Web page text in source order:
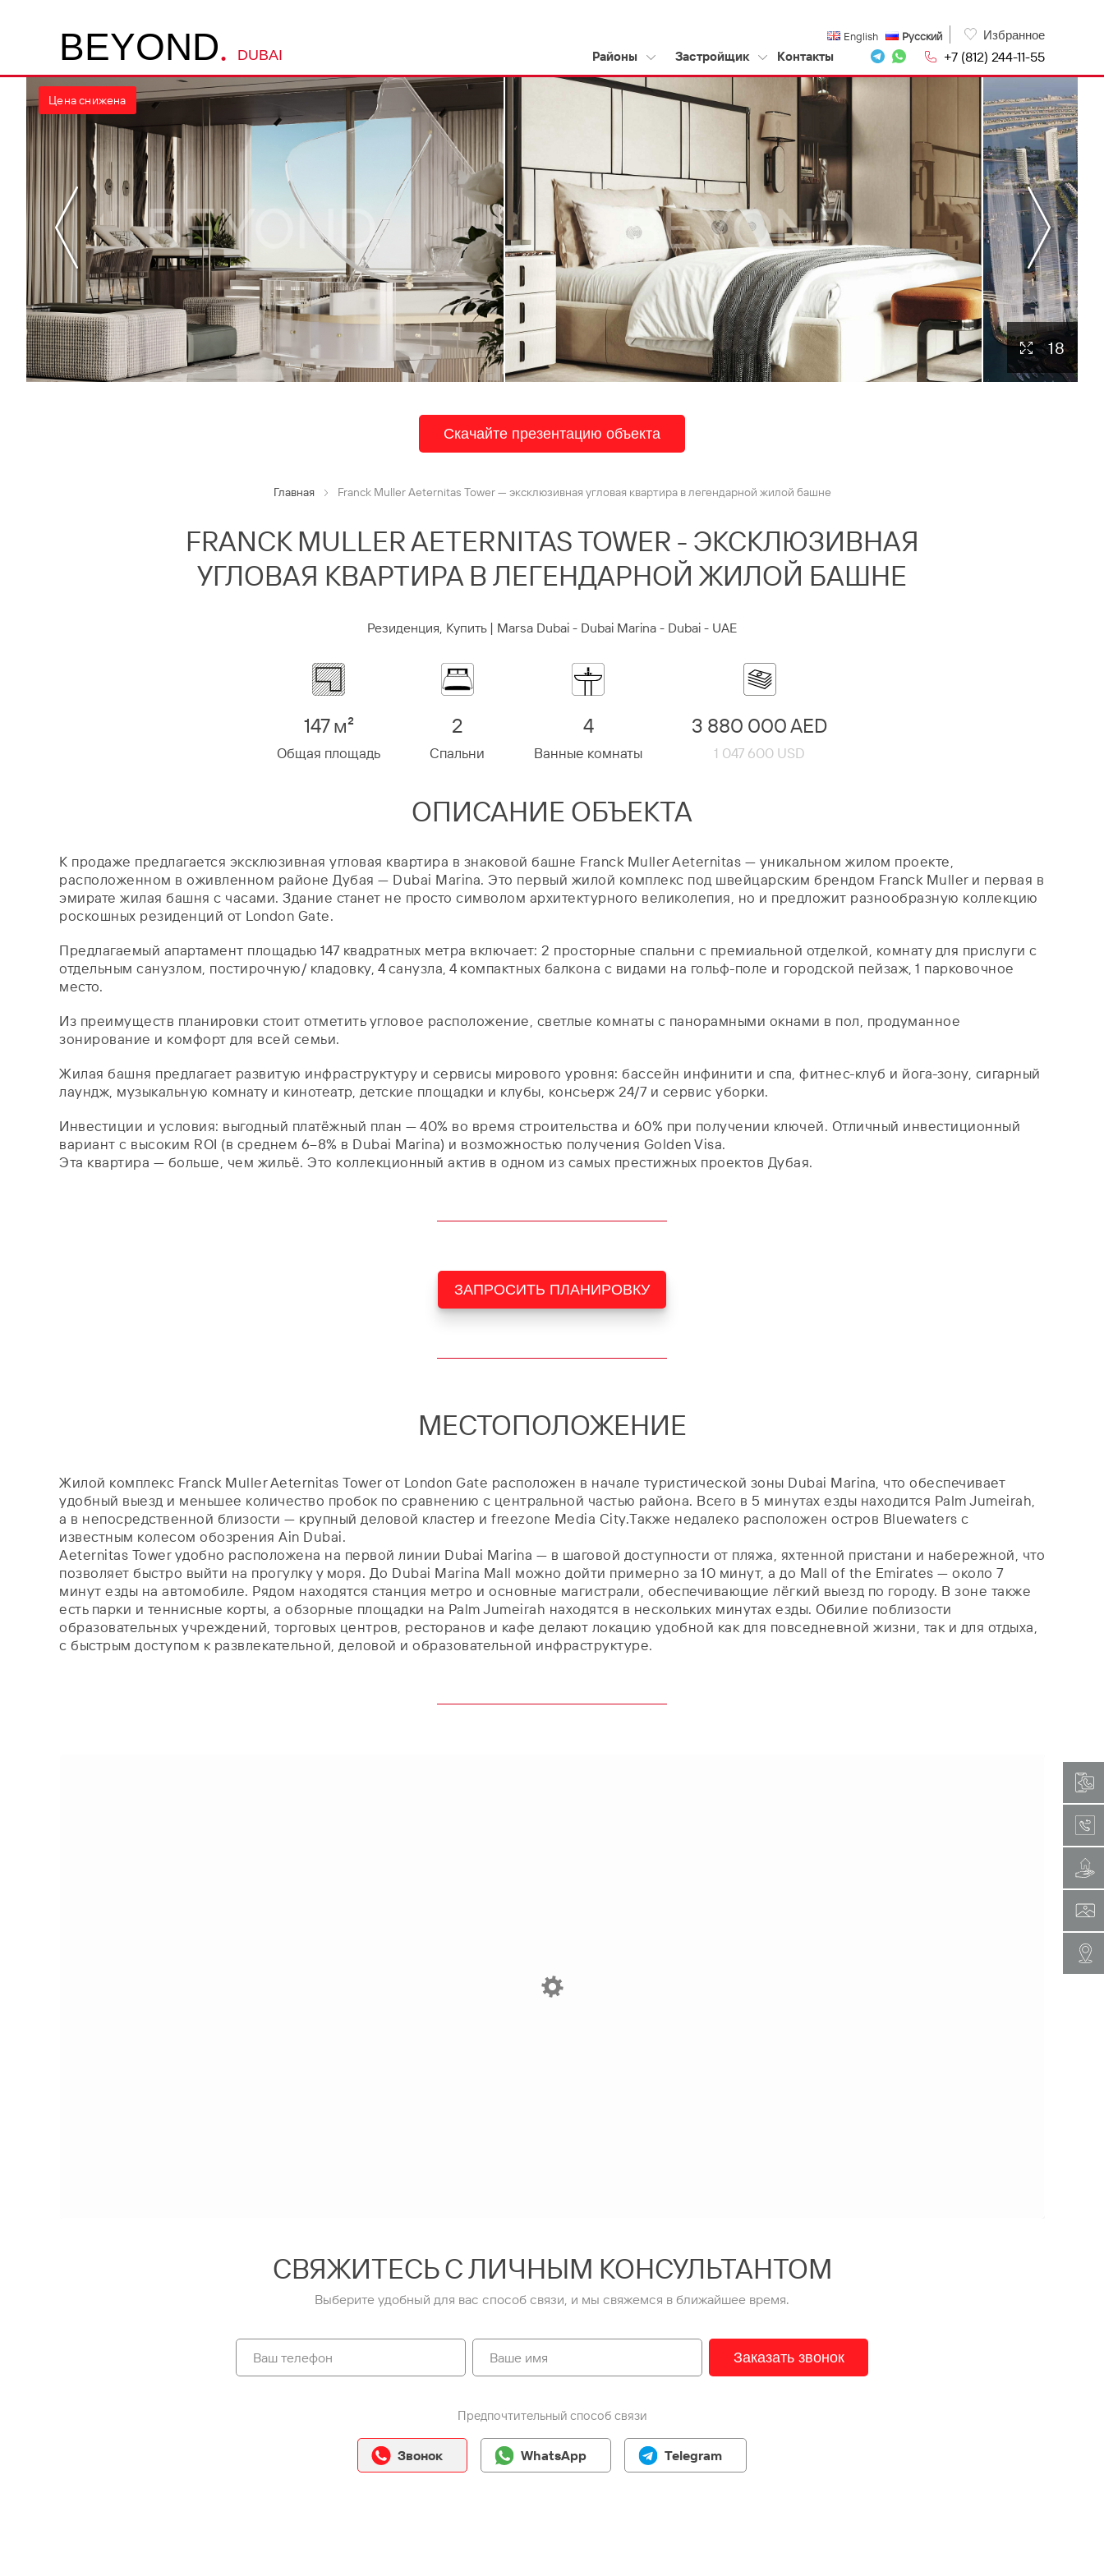
BEYOND. DUBAI
English Русский Избранное
Районы Застройщик Контакты +7 (812) 244-11-55
Цена снижена
18
Скачайте презентацию объекта
Главная Franck Muller Aeternitas Tower — эксклюзивная угловая квартира в легендарной жилой башне
FRANCK MULLER AETERNITAS TOWER - ЭКСКЛЮЗИВНАЯ
УГЛОВАЯ КВАРТИРА В ЛЕГЕНДАРНОЙ ЖИЛОЙ БАШНЕ
Резиденция, Купить | Marsa Dubai - Dubai Marina - Dubai - UAE
147 м²
Общая площадь
2
Спальни
4
Ванные комнаты
3 880 000 AED
1 047 600 USD
ОПИСАНИЕ ОБЪЕКТА
К продаже предлагается эксклюзивная угловая квартира в знаковой башне Franck Muller Aeternitas — уникальном жилом проекте,
расположенном в оживленном районе Дубая — Dubai Marina. Это первый жилой комплекс под швейцарским брендом Franck Muller и первая в
эмирате жилая башня с часами. Здание станет не просто символом архитектурного великолепия, но и предложит разнообразную коллекцию
роскошных резиденций от London Gate.
Предлагаемый апартамент площадью 147 квадратных метра включает: 2 просторные спальни с премиальной отделкой, комнату для прислуги с
отдельным санузлом, постирочную/ кладовку, 4 санузла, 4 компактных балкона с видами на гольф-поле и городской пейзаж, 1 парковочное
место.
Из преимуществ планировки стоит отметить угловое расположение, светлые комнаты с панорамными окнами в пол, продуманное
зонирование и комфорт для всей семьи.
Жилая башня предлагает развитую инфраструктуру и сервисы мирового уровня: бассейн инфинити и спа, фитнес-клуб и йога-зону, сигарный
лаундж, музыкальную комнату и кинотеатр, детские площадки и клубы, консьерж 24/7 и сервис уборки.
Инвестиции и условия: выгодный платёжный план — 40% во время строительства и 60% при получении ключей. Отличный инвестиционный
вариант с высоким ROI (в среднем 6–8% в Dubai Marina) и возможностью получения Golden Visa.
Эта квартира — больше, чем жильё. Это коллекционный актив в одном из самых престижных проектов Дубая.
ЗАПРОСИТЬ ПЛАНИРОВКУ
МЕСТОПОЛОЖЕНИЕ
Жилой комплекс Franck Muller Aeternitas Tower от London Gate расположен в начале туристической зоны Dubai Marina, что обеспечивает
удобный выезд и меньшее количество пробок по сравнению с центральной частью района. Всего в 5 минутах езды находится Palm Jumeirah,
а в непосредственной близости — крупный деловой кластер и freezone Media City.Также недалеко расположен остров Bluewaters с
известным колесом обозрения Ain Dubai.
Aeternitas Tower удобно расположена на первой линии Dubai Marina — в шаговой доступности от пляжа, яхтенной пристани и набережной, что
позволяет быстро выйти на прогулку у моря. До Dubai Marina Mall можно дойти примерно за 10 минут, а до Mall of the Emirates — около 7
минут езды на автомобиле. Рядом находятся станция метро и основные магистрали, обеспечивающие лёгкий выезд по городу. В зоне также
есть парки и теннисные корты, а обзорные площадки на Palm Jumeirah находятся в нескольких минутах езды. Обилие поблизости
образовательных учреждений, торговых центров, ресторанов и кафе делают локацию удобной как для повседневной жизни, так и для отдыха,
с быстрым доступом к развлекательной, деловой и образовательной инфраструктуре.
СВЯЖИТЕСЬ С ЛИЧНЫМ КОНСУЛЬТАНТОМ
Выберите удобный для вас способ связи, и мы свяжемся в ближайшее время.
Заказать звонок
Предпочтительный способ связи
Звонок WhatsApp Telegram